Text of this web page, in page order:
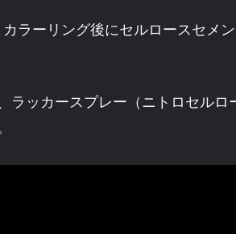
ラーリング後にセルロースセメ
ラッカースプレー（ニトロセル